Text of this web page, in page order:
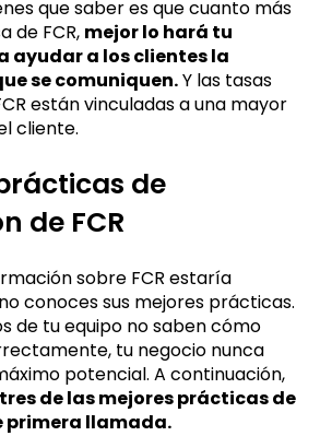
que saber es que cuanto más
de FCR, mejor lo hará tu
ayudar a los clientes la
se comuniquen.Y las tasas
están vinculadas a una mayor
cliente.
de
de FCR
sobre FCR estaría
conoces sus mejores prácticas.
de tu equipo no saben cómo
tu negocio nunca
potencial. A continuación,
de las mejores prácticas de
primera llamada.